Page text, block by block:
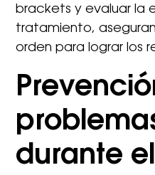
brackets y evaluar la
tratamiento,
orden para lograr los
durante el